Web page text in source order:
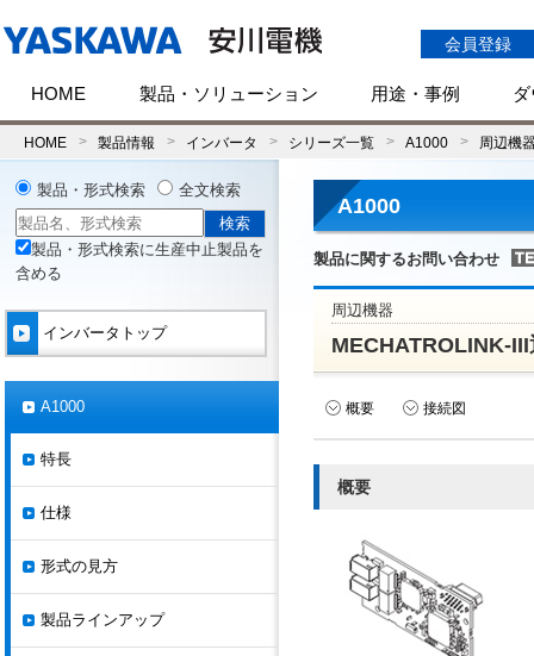
会員登録
HOME 製品・ソリューション 用途・事例
HOME 製品情報 インバータ シリーズ一覧 A1000 周辺機
A1000
製品に関するお問い合わせ
周辺機器
MECHATROLINK-
概要 接続図
概要
製品・形式検索 全文検索
製品・形式検索に生産中止製品を
含める
インバータトップ
A1000
特長
仕様
形式の見方
製品ラインアップ